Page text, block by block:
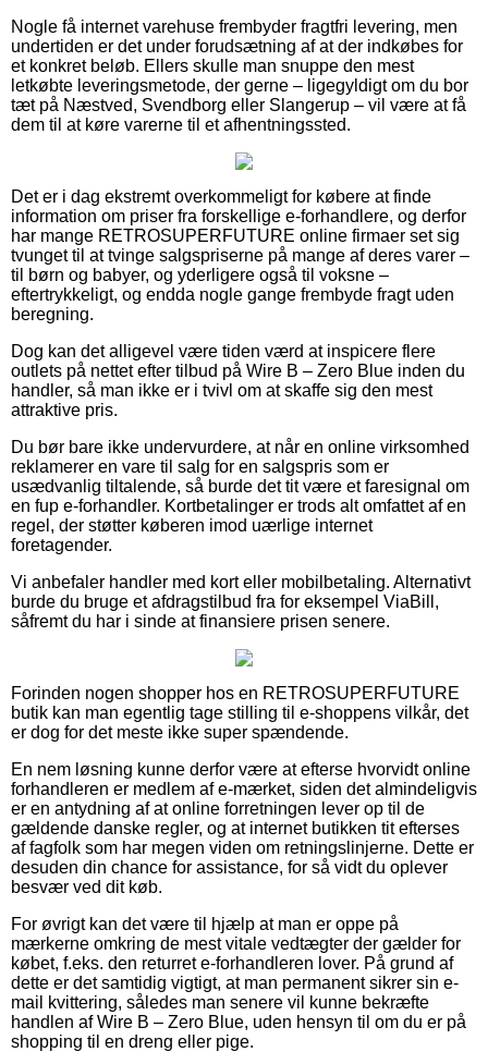
Nogle få internet varehuse frembyder fragtfri levering, men
undertiden er det under forudsætning af at der indkøbes for
et konkret beløb. Ellers skulle man snuppe den mest
letkøbte leveringsmetode, der gerne – ligegyldigt om du bor
tæt på Næstved, Svendborg eller Slangerup – vil være at få
dem til at køre varerne til et afhentningssted.
Det er i dag ekstremt overkommeligt for købere at finde
information om priser fra forskellige e-forhandlere, og derfor
har mange RETROSUPERFUTURE online firmaer set sig
tvunget til at tvinge salgspriserne på mange af deres varer –
til børn og babyer, og yderligere også til voksne –
eftertrykkeligt, og endda nogle gange frembyde fragt uden
beregning.
Dog kan det alligevel være tiden værd at inspicere flere
outlets på nettet efter tilbud på Wire B – Zero Blue inden du
handler, så man ikke er i tvivl om at skaffe sig den mest
attraktive pris.
Du bør bare ikke undervurdere, at når en online virksomhed
reklamerer en vare til salg for en salgspris som er
usædvanlig tiltalende, så burde det tit være et faresignal om
en fup e-forhandler. Kortbetalinger er trods alt omfattet af en
regel, der støtter køberen imod uærlige internet
foretagender.
Vi anbefaler handler med kort eller mobilbetaling. Alternativt
burde du bruge et afdragstilbud fra for eksempel ViaBill,
såfremt du har i sinde at finansiere prisen senere.
Forinden nogen shopper hos en RETROSUPERFUTURE
butik kan man egentlig tage stilling til e-shoppens vilkår, det
er dog for det meste ikke super spændende.
En nem løsning kunne derfor være at efterse hvorvidt online
forhandleren er medlem af e-mærket, siden det almindeligvis
er en antydning af at online forretningen lever op til de
gældende danske regler, og at internet butikken tit efterses
af fagfolk som har megen viden om retningslinjerne. Dette er
desuden din chance for assistance, for så vidt du oplever
besvær ved dit køb.
For øvrigt kan det være til hjælp at man er oppe på
mærkerne omkring de mest vitale vedtægter der gælder for
købet, f.eks. den returret e-forhandleren lover. På grund af
dette er det samtidig vigtigt, at man permanent sikrer sin e-
mail kvittering, således man senere vil kunne bekræfte
handlen af Wire B – Zero Blue, uden hensyn til om du er på
shopping til en dreng eller pige.